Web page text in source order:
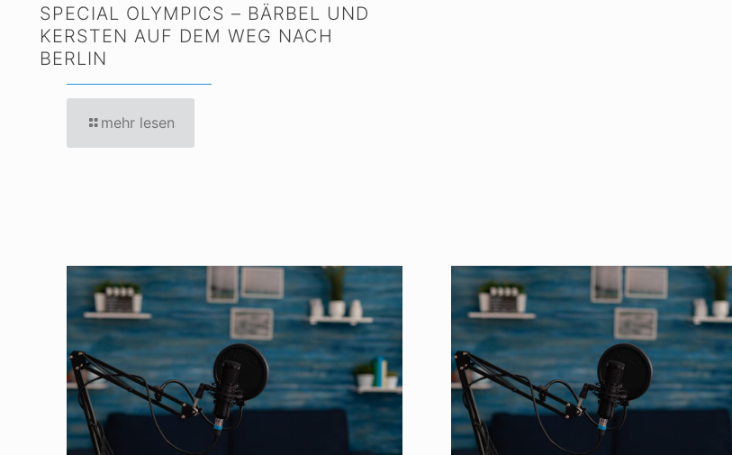
SPECIAL OLYMPICS – BÄRBEL UND
KERSTEN AUF DEM WEG NACH
BERLIN
mehr lesen